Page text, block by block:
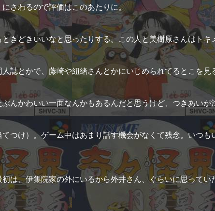
さわるので評価はこのあたりに。
きどきいいなと思ったりする。この人と美樹原さんはトキ
誌とかで、藤崎や紐緒さんとかにいじめられてるとこを見
んかわいい一面なんかもあるんだと思うけど、つきあいが
つけ）。ゲーム中はあまり話す機会がなくて残念。いつ
は、伊集院家の外にいるから外井さん、ぐらいに思って